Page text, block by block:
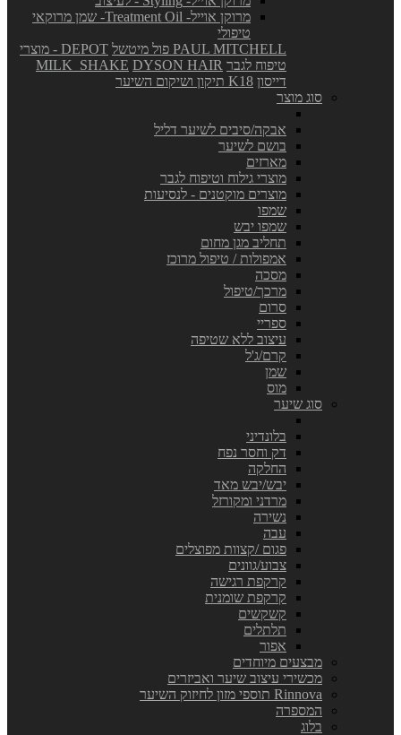
מרוקן אוייל- Treatment Oil- שמן מרוקאי
טיפולי
PAUL MITCHELL פול מיטשל
DEPOT - מוצרי
טיפוח לגבר
MILK_SHAKE DYSON HAIR
דייסון K18 תיקון ושיקום השיער
סוג מוצר
אבקה/סיבים לשיער דליל
בושם לשיער
מארזים
מוצרי גילוח וטיפוח לגבר
מוצרים מוקטנים - לנסיעות
שמפו
שמפו יבש
תחליב מגן מחום
אמפולות / טיפול מרוכז
מסכה
מרכך/טיפול
סרום
ספריי
עיצוב ללא שטיפה
קרם/ג'ל
שמן
מוס
סוג שיער
בלונדיני
דק וחסר נפח
החלקה
יבש/יבש מאד
מרדני ומקורזל
נשירה
עבה
פגום /קצוות מפוצלים
צבוע/גוונים
קרקפת רגישה
קרקפת שומנית
קשקשים
תלתלים
אפור
מבצעים מיוחדים
מכשירי עיצוב שיער ואביזרים
Rinnova תוספי מזון לחיזוק השיער
המספרה
בלוג